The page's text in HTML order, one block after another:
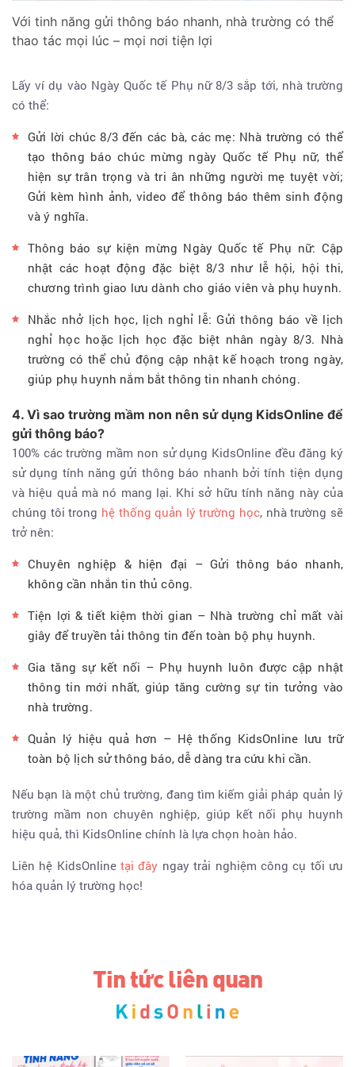
Với tinh năng gửi thông báo nhanh, nhà trường có thể
thao tác mọi lúc – mọi nơi tiện lợi
Lấy ví dụ vào Ngày Quốc tế Phụ nữ 8/3 sắp tới, nhà trường
có thể:
Gửi lời chúc 8/3 đến các bà, các mẹ: Nhà trường có thể
tạo thông báo chúc mừng ngày Quốc tế Phụ nữ, thể
hiện sự trân trọng và tri ân những người mẹ tuyệt vời;
Gửi kèm hình ảnh, video để thông báo thêm sinh động
và ý nghĩa.
Thông báo sự kiện mừng Ngày Quốc tế Phụ nữ: Cập
nhật các hoạt động đặc biệt 8/3 như lễ hội, hội thi,
chương trình giao lưu dành cho giáo viên và phụ huynh.
Nhắc nhở lịch học, lịch nghỉ lễ: Gửi thông báo về lịch
nghỉ học hoặc lịch học đặc biệt nhân ngày 8/3. Nhà
trường có thể chủ động cập nhật kế hoạch trong ngày,
giúp phụ huynh nắm bắt thông tin nhanh chóng.
4. Vì sao trường mầm non nên sử dụng KidsOnline để
gửi thông báo?
100% các trường mầm non sử dụng KidsOnline đều đăng ký
sử dụng tính năng gửi thông báo nhanh bởi tính tiện dụng
và hiệu quả mà nó mang lại. Khi sở hữu tính năng này của
chúng tôi trong hệ thống quản lý trường học, nhà trường sẽ
trở nên:
Chuyên nghiệp & hiện đại – Gửi thông báo nhanh,
không cần nhắn tin thủ công.
Tiện lợi & tiết kiệm thời gian – Nhà trường chỉ mất vài
giây để truyền tải thông tin đến toàn bộ phụ huynh.
Gia tăng sự kết nối – Phụ huynh luôn được cập nhật
thông tin mới nhất, giúp tăng cường sự tin tưởng vào
nhà trường.
Quản lý hiệu quả hơn – Hệ thống KidsOnline lưu trữ
toàn bộ lịch sử thông báo, dễ dàng tra cứu khi cần.
Nếu bạn là một chủ trường, đang tìm kiếm giải pháp quản lý
trường mầm non chuyên nghiệp, giúp kết nối phụ huynh
hiệu quả, thì KidsOnline chính là lựa chọn hoàn hảo.
Liên hệ KidsOnlinetại đây ngay trải nghiệm công cụ tối ưu
hóa quản lý trường học!
Tin tức liên quan